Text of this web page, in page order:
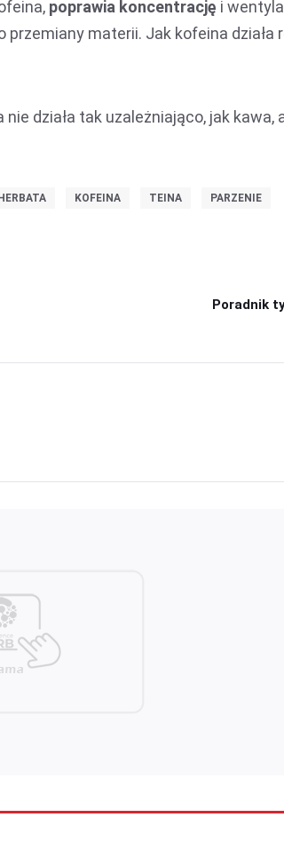
poprawia koncentrację i
przemiany materii. Jak kofeina działa
działa tak uzależniająco, jak kawa,
HERBATA KOFEINA TEINA PARZENIE
Poradnik